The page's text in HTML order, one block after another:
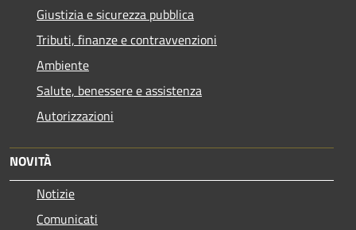
Giustizia e sicurezza pubblica
Tributi, finanze e contravvenzioni
Ambiente
Salute, benessere e assistenza
Autorizzazioni
NOVITÀ
Notizie
Comunicati